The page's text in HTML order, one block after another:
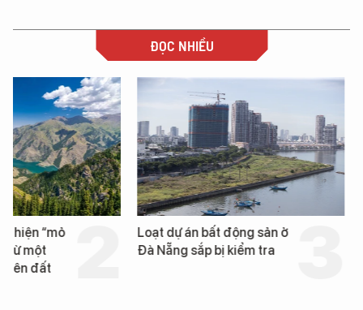
ĐỌC NHIỀU
Loạt dự án bất động sản ở
Đà Nẵng sắp bị kiểm tra
Nga xây dựng hơn
km "hành lang chống